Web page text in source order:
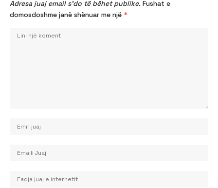
Adresa juaj email s’do të bëhet publike. Fushat e
domosdoshme janë shënuar me një *